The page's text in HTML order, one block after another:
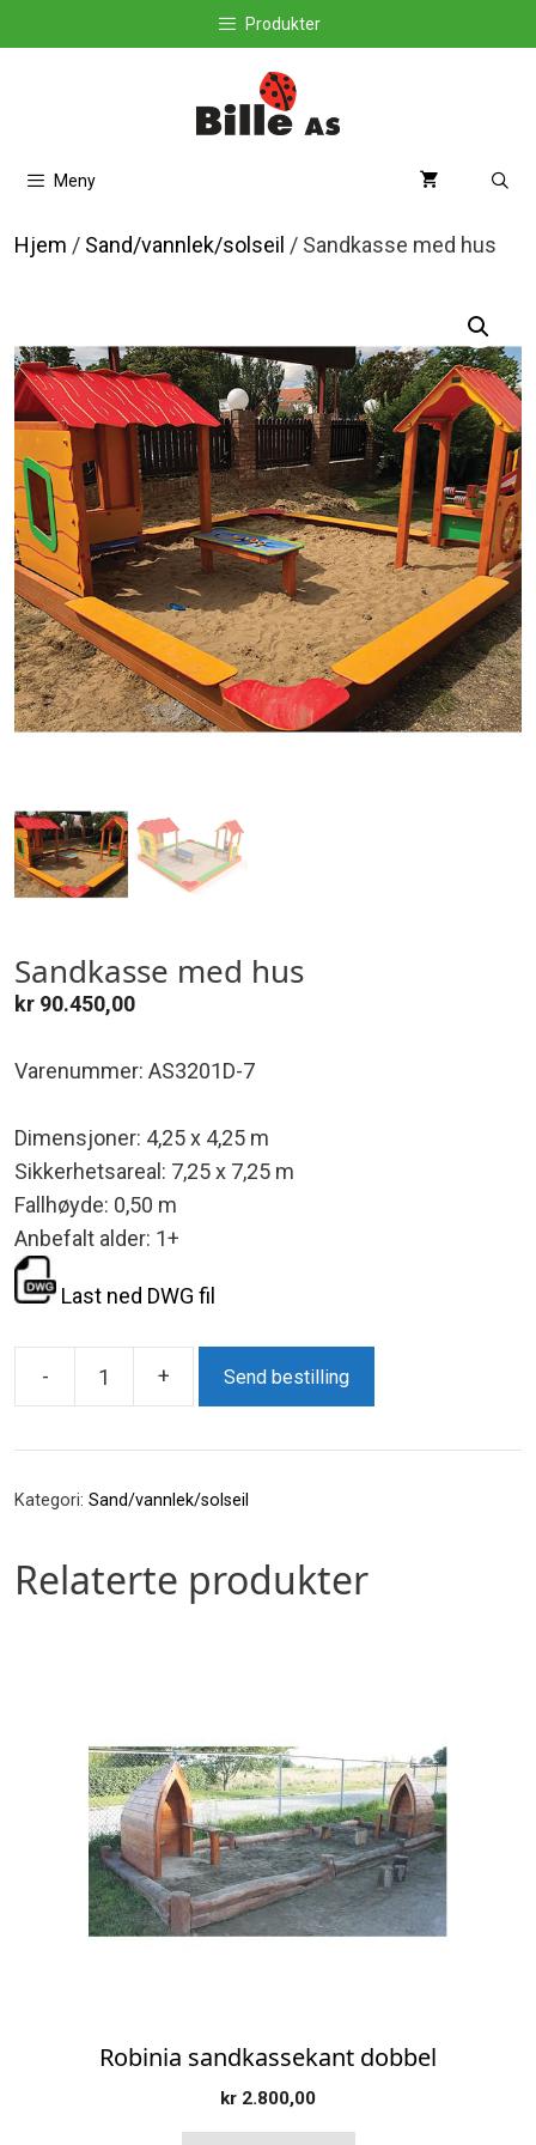
til
Produkter
Meny
Hjem / Sand/vannlek/solseil / Sandkasse med hus
Sandkasse med hus
kr 90.450,00
Varenummer: AS3201D-7
Dimensjoner: 4,25 x 4,25 m
Sikkerhetsareal: 7,25 x 7,25 m
Fallhøyde: 0,50 m
Anbefalt alder: 1+
Last ned DWG fil
-
Sandkasse
hus
antall
+ Send bestilling
Kategori: Sand/vannlek/solseil
Relaterte produkter
Robinia sandkassekant dobbel
kr 2.800,00